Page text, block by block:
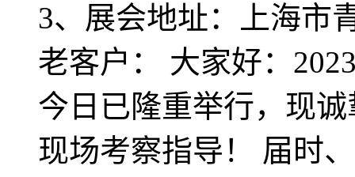
3、展会地址：上海市
老客户： 大家好：
今日已隆重举行，现
现场考察指导！ 届时